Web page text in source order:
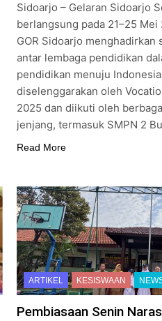
Sidoarjo – Gelaran Sidoarjo
berlangsung pada 21–25
GOR Sidoarjo menghadirkan
antar lembaga pendidikan
pendidikan menuju
diselenggarakan oleh
2025 dan diikuti oleh
jenjang, termasuk SMPN 2
Read More
ARTIKEL KESISWAAN
Pembiasaan Senin